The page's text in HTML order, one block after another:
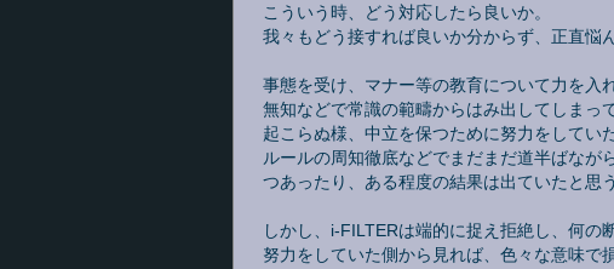
こういう時、どう対応したら良いか。
我々もどう接すれば良いか分からず、正直悩ん
事態を受け、マナー等の教育について力を入
無知などで常識の範疇からはみ出してしまっ
起こらぬ様、中立を保つために努力をしていた
ルールの周知徹底などでまだまだ道半ばなが
つあったり、ある程度の結果は出ていたと思う
しかし、i-FILTERは端的に捉え拒絶し、何の
努力をしていた側から見れば、色々な意味で